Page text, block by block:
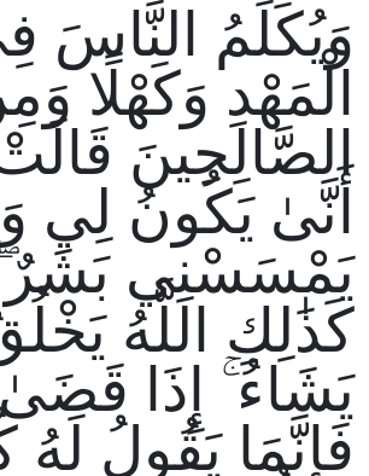
وَيُكَلِّمُ النَّاسَ
الْمَهْدِ وَكَهْلًا
الصَّالِحِينَ
أَنَّىٰ يَكُونُ لِي
يَمْسَسْنِي بَشَرٌ
كَذَٰلِكِ اللَّهُ
يَشَاءُ ۚ إِذَا قَضَىٰ
فَإِنَّمَا يَقُولُ لَهُ